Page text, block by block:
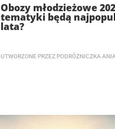
Obozy młodzieżowe
tematyki będą
lata?
UTWORZONE PRZEZ PODRÓŻNICZKA ANIA